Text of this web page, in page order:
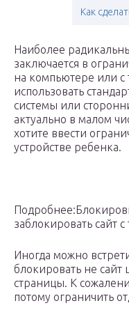
Как
Наиболее
заключается в
на компьютере или с
использовать
системы или
актуально в малом
хотите ввести
устройстве ребенка.
заблокировать сайт
Иногда можно
блокировать не
страницы. К
потому ограничить